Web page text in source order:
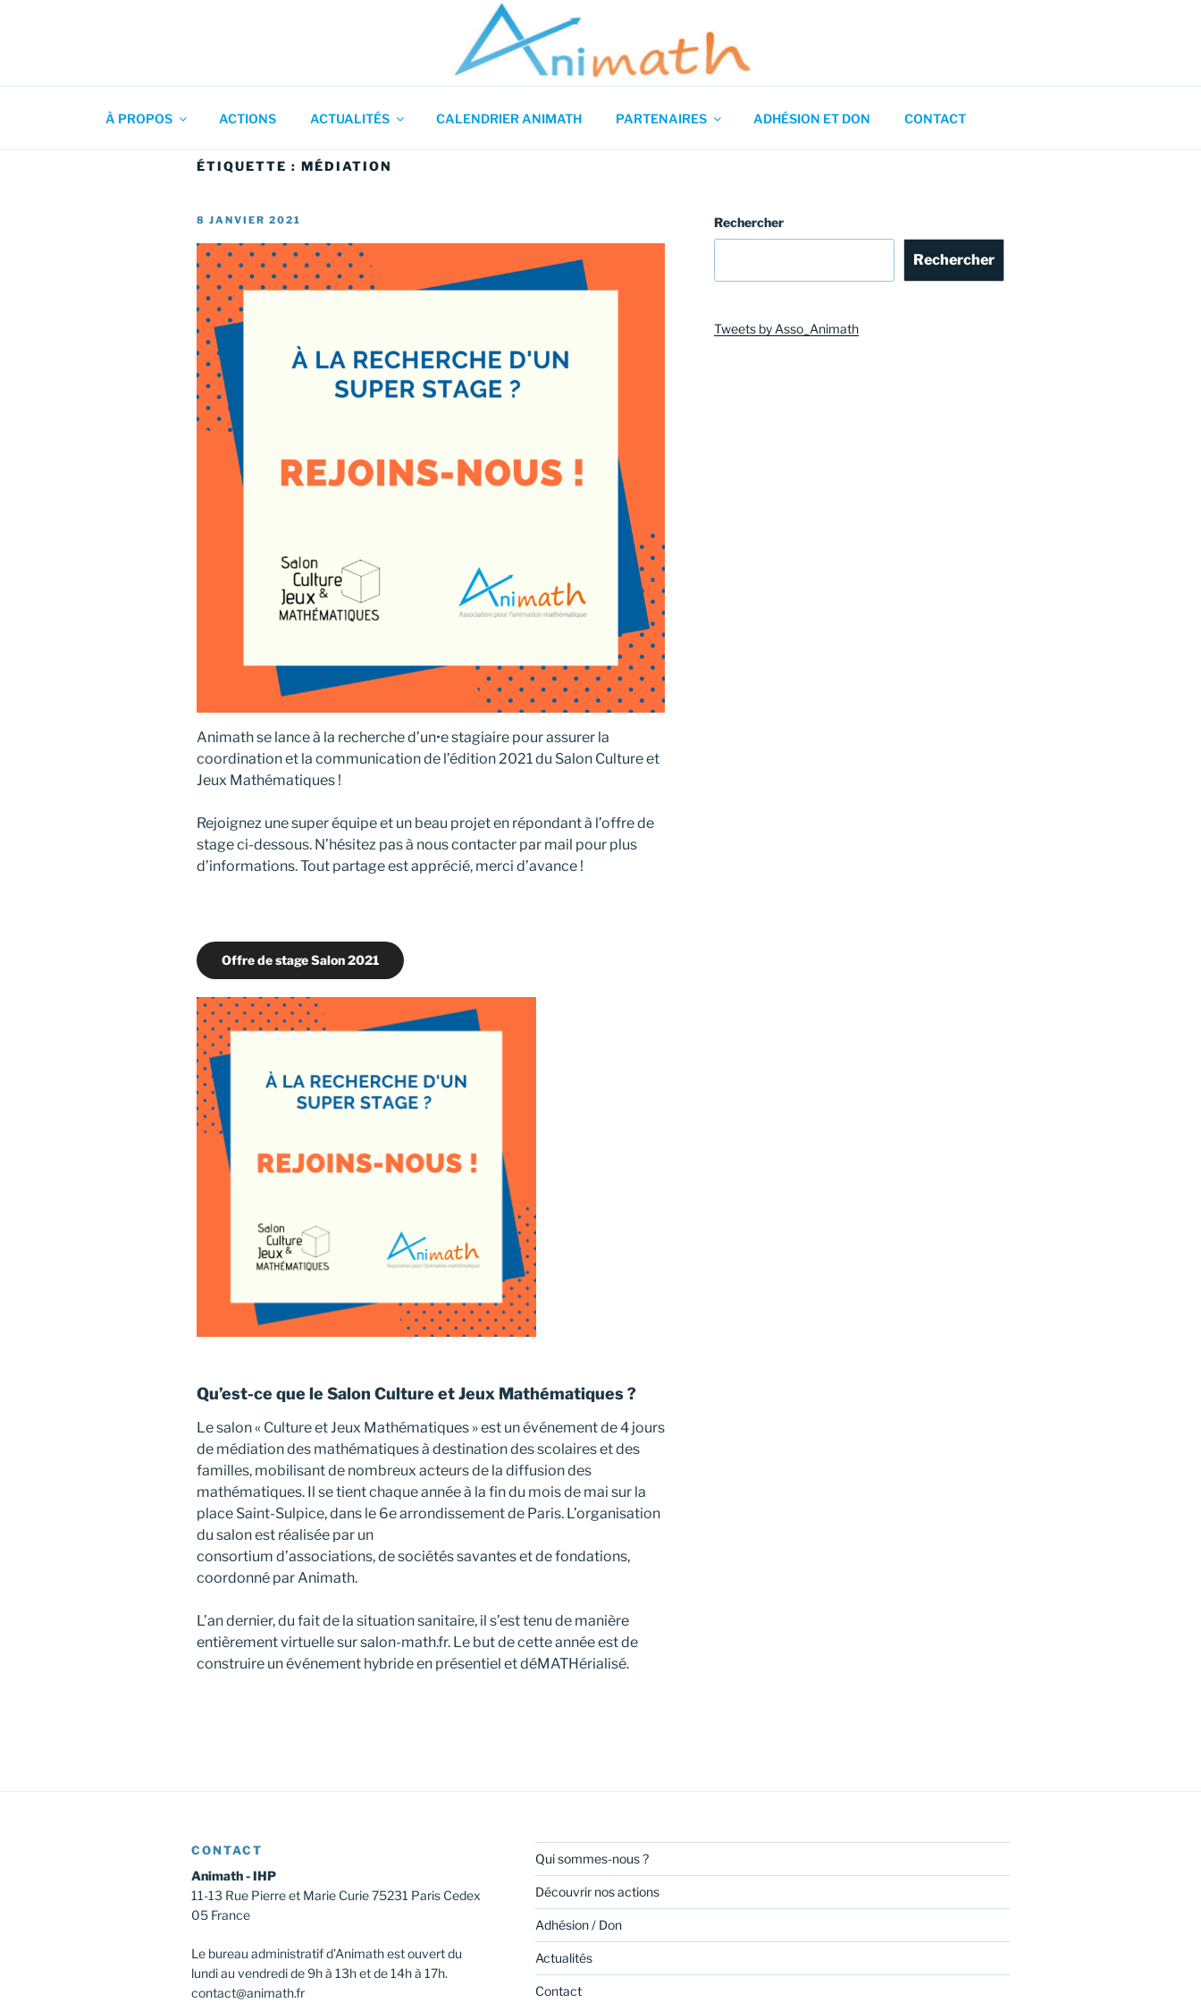
Association pour l'Animation en Mathématiques
À PROPOS ACTIONS ACTUALITÉS CALENDRIER ANIMATH PARTENAIRES ADHÉSION ET DON CONTACT
ÉTIQUETTE : MÉDIATION
PUBLIÉ
8 JANVIER 2021
Animath se lance à la recherche d’un•e stagiaire pour assurer la
coordination et la communication de l’édition 2021 du Salon Culture et
Jeux Mathématiques !
Rejoignez une super équipe et un beau projet en répondant à l’offre de
stage ci-dessous. N’hésitez pas à nous contacter par mail pour plus
d’informations. Tout partage est apprécié, merci d’avance !
Offre de stage Salon 2021
Qu’est-ce que le Salon Culture et Jeux Mathématiques ?
Le salon « Culture et Jeux Mathématiques » est un événement de 4 jours
de médiation des mathématiques à destination des scolaires et des
familles, mobilisant de nombreux acteurs de la diffusion des
mathématiques. Il se tient chaque année à la fin du mois de mai sur la
place Saint-Sulpice, dans le 6e arrondissement de Paris. L’organisation
du salon est réalisée par un
consortium d’associations, de sociétés savantes et de fondations,
coordonné par Animath.
L’an dernier, du fait de la situation sanitaire, il s’est tenu de manière
entièrement virtuelle sur salon-math.fr. Le but de cette année est de
construire un événement hybride en présentiel et déMATHérialisé.
Rechercher
Rechercher
Tweets by Asso_Animath
CONTACT
Animath - IHP
11-13 Rue Pierre et Marie Curie 75231 Paris Cedex
05 France
Le bureau administratif d’Animath est ouvert du
lundi au vendredi de 9h à 13h et de 14h à 17h.
contact@animath.fr
Qui sommes-nous ?
Découvrir nos actions
Adhésion / Don
Actualités
Contact